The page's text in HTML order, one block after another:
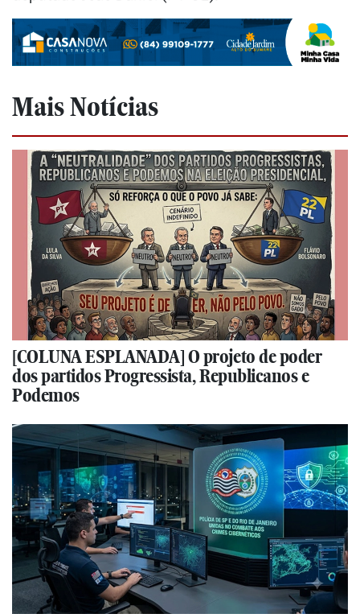
Mais Notícias
[COLUNA ESPLANADA] O projeto de poder
dos partidos Progressista, Republicanos e
Podemos